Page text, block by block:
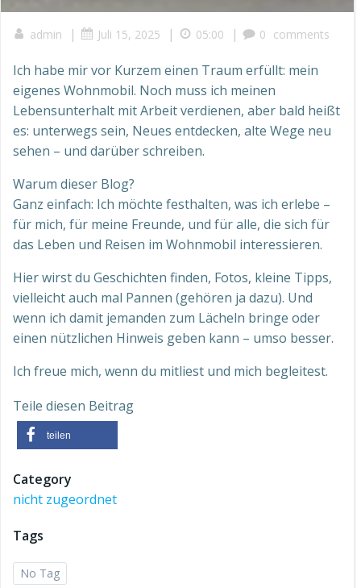
admin | Juli 15, 2025 | 05:00 | 0 comments
Ich habe mir vor Kurzem einen Traum erfüllt: mein
eigenes Wohnmobil. Noch muss ich meinen
Lebensunterhalt mit Arbeit verdienen, aber bald heißt
es: unterwegs sein, Neues entdecken, alte Wege neu
sehen – und darüber schreiben.
Warum dieser Blog?
Ganz einfach: Ich möchte festhalten, was ich erlebe –
für mich, für meine Freunde, und für alle, die sich für
das Leben und Reisen im Wohnmobil interessieren.
Hier wirst du Geschichten finden, Fotos, kleine Tipps,
vielleicht auch mal Pannen (gehören ja dazu). Und
wenn ich damit jemanden zum Lächeln bringe oder
einen nützlichen Hinweis geben kann – umso besser.
Ich freue mich, wenn du mitliest und mich begleitest.
Teile diesen Beitrag
teilen
Category
nicht zugeordnet
Tags
No Tag